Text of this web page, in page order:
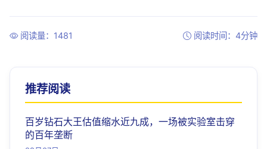
阅读量：1481 阅读时间：4分钟
推荐阅读
百岁钻石大王估值缩水近九成，一场被实验室击穿
的百年垄断